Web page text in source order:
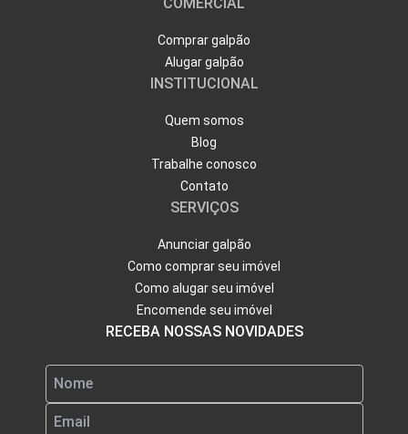
Comprar galpão
Alugar galpão
INSTITUCIONAL
Quem somos
Blog
Trabalhe conosco
Contato
SERVIÇOS
Anunciar galpão
Como comprar seu imóvel
Como alugar seu imóvel
Encomende seu imóvel
RECEBA NOSSAS NOVIDADES